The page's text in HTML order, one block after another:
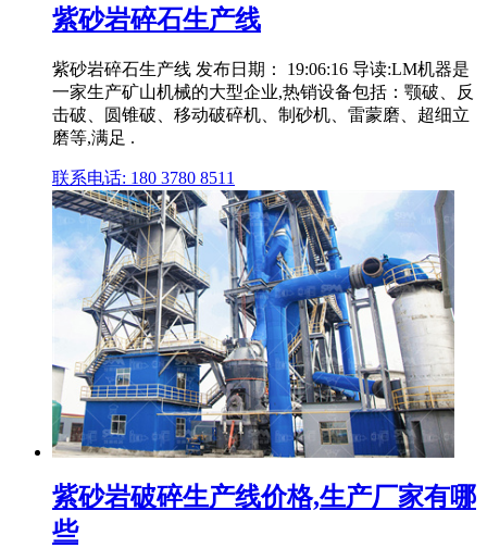
紫砂岩碎石生产线
紫砂岩碎石生产线 发布日期： 19:06:16 导读:LM机器是
一家生产矿山机械的大型企业,热销设备包括：颚破、反
击破、圆锥破、移动破碎机、制砂机、雷蒙磨、超细立
磨等,满足 .
联系电话: 180 3780 8511
紫砂岩破碎生产线价格,生产厂家有哪
些